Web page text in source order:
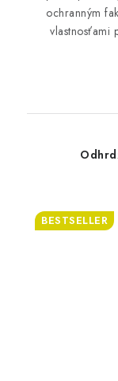
ochranným
vlastnosťami
BESTSELLER